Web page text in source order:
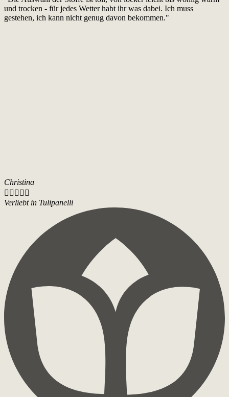
und trocken - für jedes Wetter habt ihr was dabei. Ich muss
gestehen, ich kann nicht genug davon bekommen."
Christina
    
Verliebt in Tulipanelli